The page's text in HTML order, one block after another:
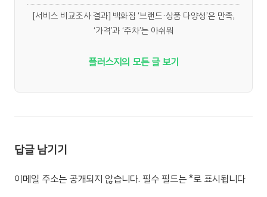
[서비스 비교조사 결과] 백화점 ‘브랜드·상품 다양성’은 만족,
‘가격’과 ‘주차’는 아쉬워
플러스지의 모든 글 보기
답글 남기기
이메일 주소는 공개되지 않습니다. 필수 필드는*로 표시됩니다